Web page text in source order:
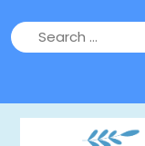
to
content